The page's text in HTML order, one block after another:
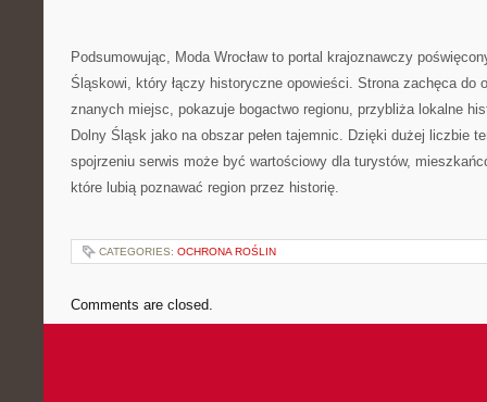
Podsumowując, Moda Wrocław to portal krajoznawczy
Śląskowi, który łączy historyczne opowieści. Strona zachęca do
znanych miejsc, pokazuje bogactwo regionu, przybliża lokalne
Dolny Śląsk jako na obszar pełen tajemnic. Dzięki dużej liczbie
spojrzeniu serwis może być wartościowy dla turystów,
które lubią poznawać region przez historię.
CATEGORIES: OCHRONA ROŚLIN
Comments are closed.